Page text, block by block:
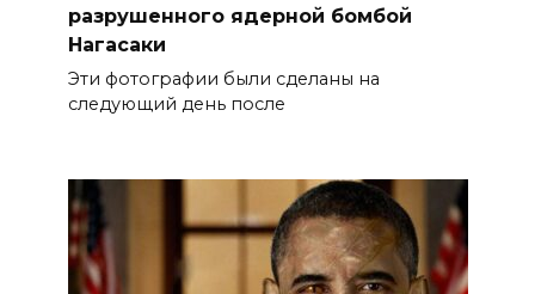
разрушенного ядерной бомбой
Нагасаки
Эти фотографии были сделаны на
следующий день после